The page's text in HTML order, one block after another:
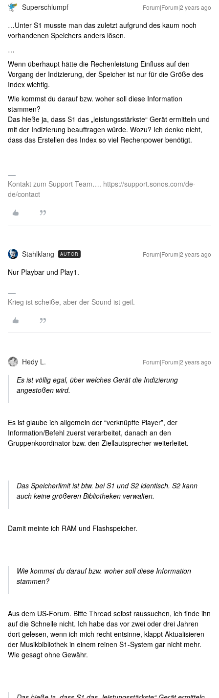
Superschlumpf Forum|Forum|2 years ago
…Unter S1 musste man das zuletzt aufgrund des kaum noch
vorhandenen Speichers anders lösen.
…
Wenn überhaupt hätte die Rechenleistung Einfluss auf den
Vorgang der Indizierung, der Speicher ist nur für die Größe des
Index wichtig.
Wie kommst du darauf bzw. woher soll diese Information
stammen?
Das hieße ja, dass S1 das „leistungsstärkste“ Gerät ermitteln und
mit der Indizierung beauftragen würde. Wozu? Ich denke nicht,
dass das Erstellen des Index so viel Rechenpower benötigt.
Kontakt zum Support Team…. https://support.sonos.com/de-
de/contact
Stahlklang AUTOR Forum|Forum|2 years ago
Nur Playbar und Play1.
Krieg ist scheiße, aber der Sound ist geil.
Hedy L. Forum|Forum|2 years ago
Es ist völlig egal, über welches Gerät die Indizierung
angestoßen wird.
Es ist glaube ich allgemein der “verknüpfte Player”, der
Information/Befehl zuerst verarbeitet, danach an den
Gruppenkoordinator bzw. den Ziellautsprecher weiterleitet.
Das Speicherlimit ist btw. bei S1 und S2 identisch. S2 kann
auch keine größeren Bibliotheken verwalten.
Damit meinte ich RAM und Flashspeicher.
Wie kommst du darauf bzw. woher soll diese Information
stammen?
Aus dem US-Forum. Bitte Thread selbst raussuchen, ich finde ihn
auf die Schnelle nicht. Ich habe das vor zwei oder drei Jahren
dort gelesen, wenn ich mich recht entsinne, klappt Aktualisieren
der Musikbibliothek in einem reinen S1-System gar nicht mehr.
Wie gesagt ohne Gewähr.